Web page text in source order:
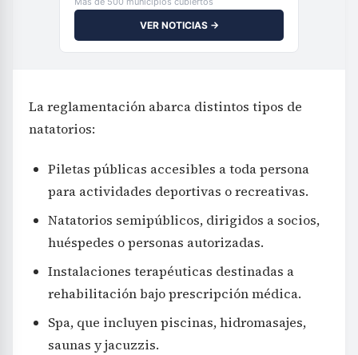
VER NOTICIAS →
La reglamentación abarca distintos tipos de
natatorios:
Piletas públicas accesibles a toda persona
para actividades deportivas o recreativas.
Natatorios semipúblicos, dirigidos a socios,
huéspedes o personas autorizadas.
Instalaciones terapéuticas destinadas a
rehabilitación bajo prescripción médica.
Spa, que incluyen piscinas, hidromasajes,
saunas y jacuzzis.